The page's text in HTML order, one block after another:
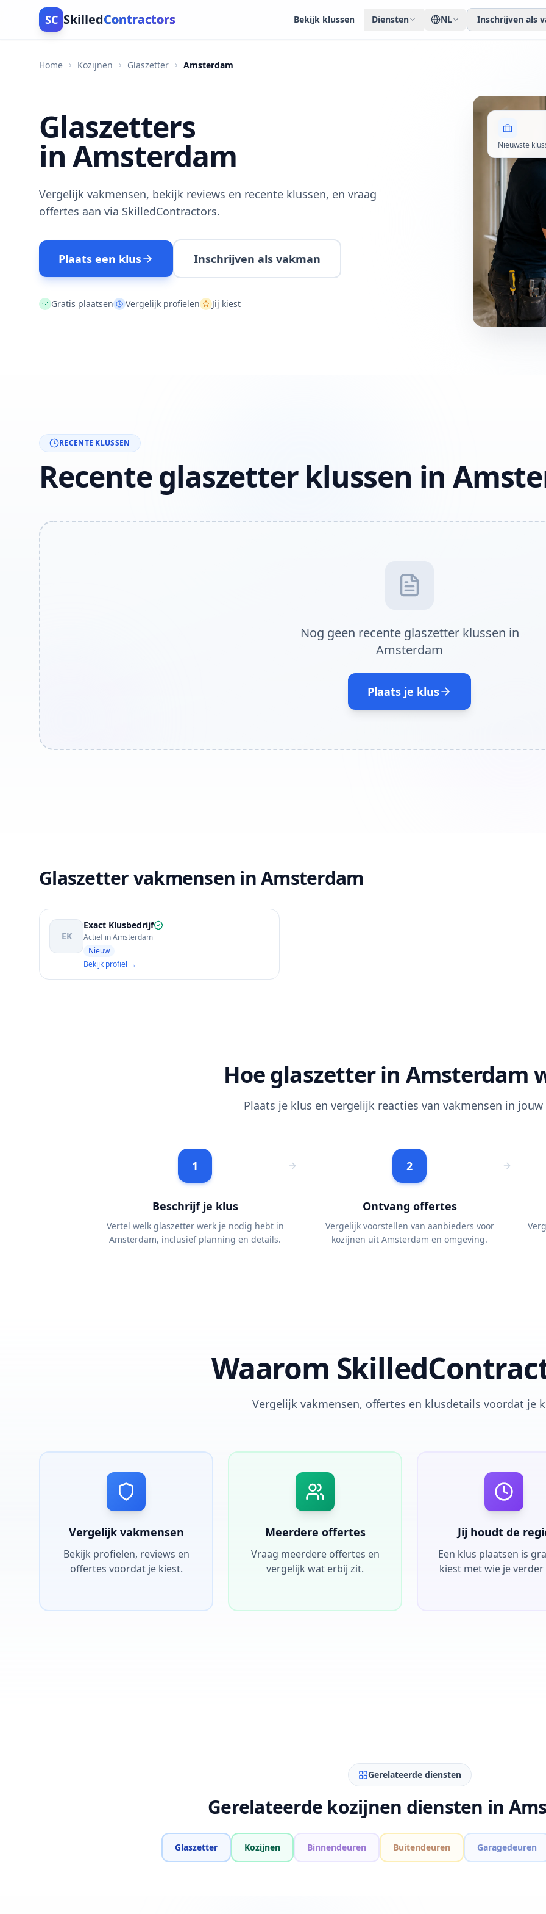
SC SkilledContractors Bekijk klussen Diensten NL Inschrijven als
Home Kozijnen Glaszetter Amsterdam
Glaszetters
in Amsterdam
Vergelijk vakmensen, bekijk reviews en recente klussen, en vraag
offertes aan via SkilledContractors.
Plaats een klus Inschrijven als vakman
Gratis plaatsen Vergelijk profielen Jij kiest
Nieuwste
RECENTE KLUSSEN
Recente glaszetter klussen in
Nog geen recente glaszetter klussen in
Amsterdam
Plaats je klus
Glaszetter vakmensen in Amsterdam
EK
Exact Klusbedrijf
Actief in Amsterdam
Nieuw
Bekijk profiel →
Hoe glaszetter in Amsterdam
Plaats je klus en vergelijk reacties van vakmensen in
1
Beschrijf je klus
Vertel welk glaszetter werk je nodig hebt in
Amsterdam, inclusief planning en details.
2
Ontvang offertes
Vergelijk voorstellen van aanbieders voor
kozijnen uit Amsterdam en omgeving.
Waarom
Vergelijk vakmensen, offertes en klusdetails voordat je
Vergelijk vakmensen
Bekijk profielen, reviews en
offertes voordat je kiest.
Meerdere offertes
Vraag meerdere offertes en
vergelijk wat erbij zit.
Jij houdt de
Een klus plaatsen is
kiest met wie je verder
Gerelateerde diensten
Gerelateerde kozijnen diensten in
Glaszetter Kozijnen Binnendeuren Buitendeuren Garagedeuren